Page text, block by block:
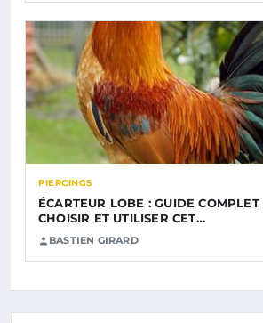
PIERCINGS
ÉCARTEUR LOBE : GUIDE
CHOISIR ET UTILISER CET…
BASTIEN GIRARD